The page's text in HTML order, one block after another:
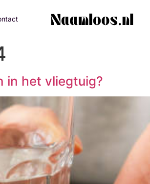
in het vliegtuig?